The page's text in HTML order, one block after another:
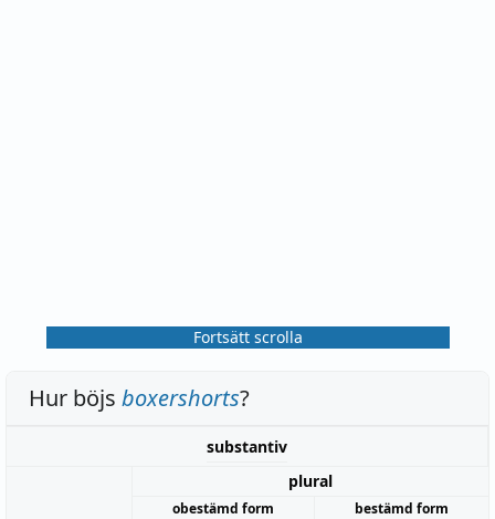
Fortsätt scrolla
Hur böjs boxershorts?
substantiv
plural
obestämd form
bestämd form